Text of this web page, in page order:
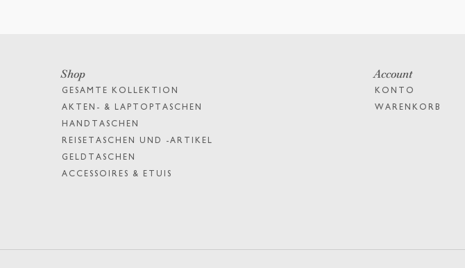
Shop
GESAMTE KOLLEKTION
AKTEN- & LAPTOPTASCHEN
HANDTASCHEN
REISETASCHEN UND -ARTIKEL
GELDTASCHEN
ACCESSOIRES & ETUIS
Account
KONTO
WARENKORB